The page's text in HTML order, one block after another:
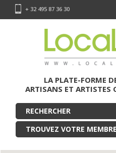
+ 32 495 87 36 30
LA PLATE-FORME
ARTISANS ET ARTISTES
TROUVEZ VOTRE